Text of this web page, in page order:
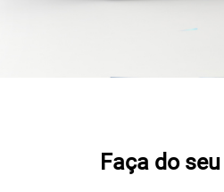
Faça do